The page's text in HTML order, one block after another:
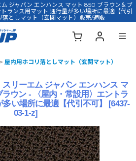
ム ジャパン エンハンス マット 850 ブラウン＆ブ
ランス用マット 通行量が多い場所に最適【代引
としマット（玄関マット）販売/通販
> 屋内用ホコリ落としマット（玄関マット）
スリーエム ジャパン エンハンス マ
ラウン - 〈屋内・常設用〉エントラ
い場所に最適【代引不可】
[6437-
03-1-z]